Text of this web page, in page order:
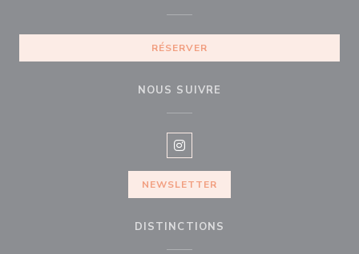
RÉSERVER
NOUS SUIVRE
Instagram ((ouvre une nouvelle
NEWSLETTER
DISTINCTIONS